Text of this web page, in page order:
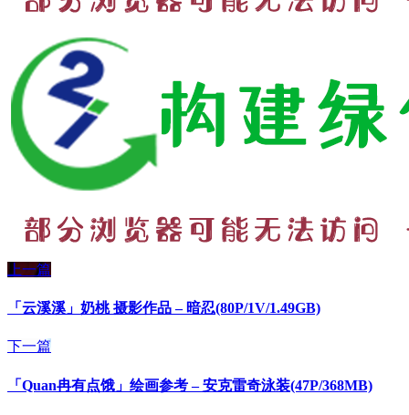
上一篇
「云溪溪」奶桃 摄影作品 – 暗忍(80P/1V/1.49GB)
下一篇
「Quan冉有点饿」绘画参考 – 安克雷奇泳装(47P/368MB)